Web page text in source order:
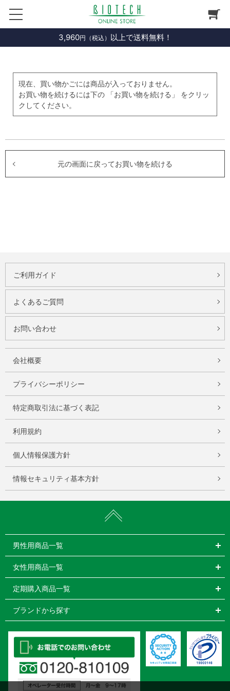
3,960円（税込） 以上で送料無料！
現在、買い物かごには商品が入っておりません。
お買い物を続けるには下の 「お買い物を続ける」 をクリッ
クしてください。
元の画面に戻ってお買い物を続ける
ご利用ガイド
よくあるご質問
お問い合わせ
会社概要
プライバシーポリシー
特定商取引法に基づく表記
利用規約
個人情報保護方針
情報セキュリティ基本方針
男性用商品一覧
女性用商品一覧
定期購入商品一覧
ブランドから探す